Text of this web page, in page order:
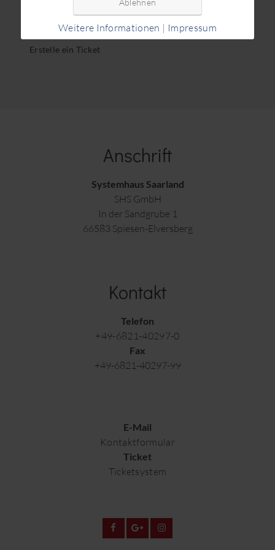
Lass Dich zurückrufen
Erstelle ein Ticket
Anschrift
Systemhaus Saarland
SHS GmbH
In der Sandgrube 1
66583 Spiesen-Elversberg
Kontakt
Telefon
+49-6821-40297-0
Fax
+49-6821-40297-99
E-Mail
Kontaktformular
Ticket
Ticketsystem
Weitere Informationen | Impressum